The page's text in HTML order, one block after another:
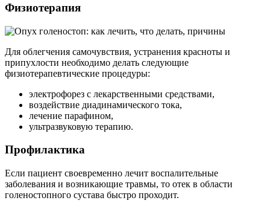
Физиотерапия
Для облегчения самочувствия, устранения красноты и
припухлости необходимо делать следующие
физиотерапевтические процедуры:
электрофорез с лекарственными средствами,
воздействие диадинамического тока,
лечение парафином,
ультразвуковую терапию.
Профилактика
Если пациент своевременно лечит воспалительные
заболевания и возникающие травмы, то отек в области
голеностопного сустава быстро проходит.